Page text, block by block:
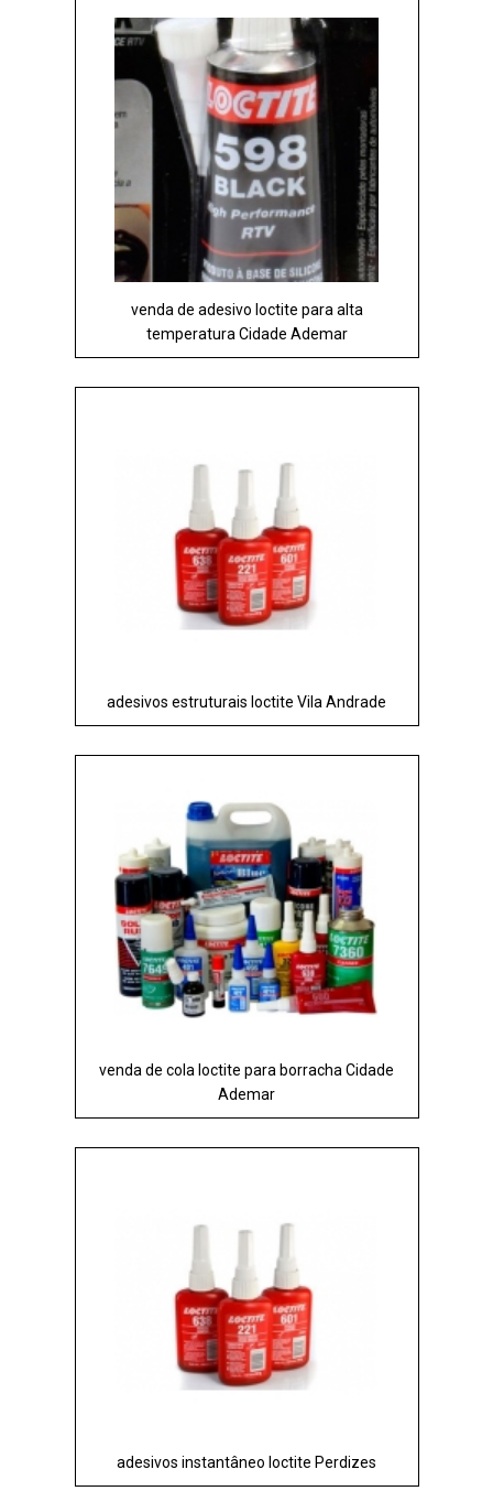
venda de adesivo loctite para alta
temperatura Cidade Ademar
adesivos estruturais loctite Vila Andrade
venda de cola loctite para borracha Cidade
Ademar
adesivos instantâneo loctite Perdizes